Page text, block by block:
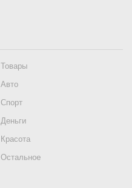
Товары
Авто
Спорт
Деньги
Красота
Остальное